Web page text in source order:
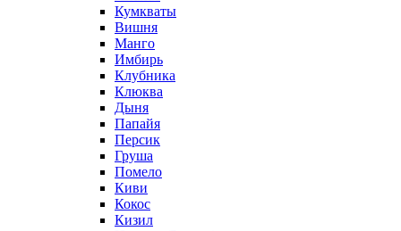
Кумкваты
Вишня
Манго
Имбирь
Клубника
Клюква
Дыня
Папайя
Персик
Груша
Помело
Киви
Кокос
Кизил